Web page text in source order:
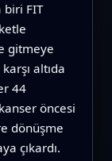
biri FIT
gitmeye
altıda
44
öncesi
dönüşme
çıkardı.